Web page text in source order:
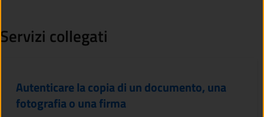
Servizi collegati
Autenticare la copia di un documento, una
fotografia o una firma